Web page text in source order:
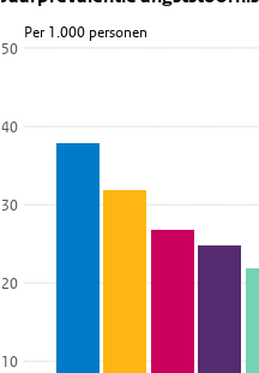
Staaf grafiek met 5 reeksen.
De grafiek heeft 1 Y-as die Per
Per 1.000 personen
10
20
30
40
50